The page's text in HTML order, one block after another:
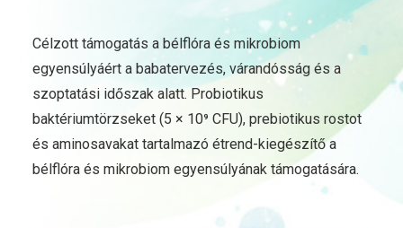
Célzott támogatás a bélflóra és mikrobiom
egyensúlyáért a babatervezés, várandósság és a
szoptatási időszak alatt. Probiotikus
baktériumtörzseket (5 × 10⁹ CFU), prebiotikus rostot
és aminosavakat tartalmazó étrend-kiegészítő a
bélflóra és mikrobiom egyensúlyának támogatására.